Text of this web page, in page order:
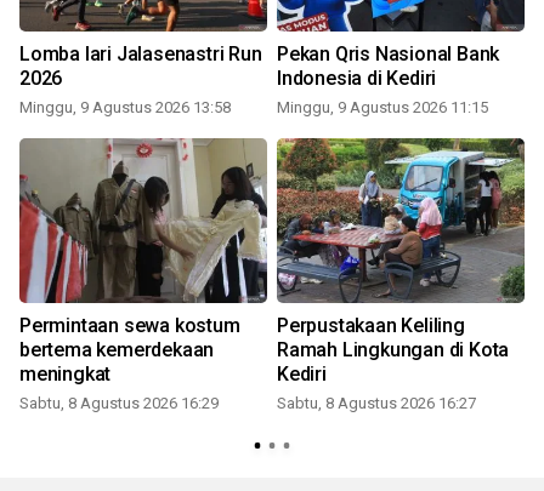
Lomba lari Jalasenastri Run
2026
Minggu, 9 Agustus 2026 13:58
Pekan Qris Nasional Bank
Indonesia di Kediri
Minggu, 9 Agustus 2026 11:15
Permintaan sewa kostum
bertema kemerdekaan
meningkat
Sabtu, 8 Agustus 2026 16:29
Perpustakaan Keliling
Ramah Lingkungan di Kota
Kediri
Sabtu, 8 Agustus 2026 16:27